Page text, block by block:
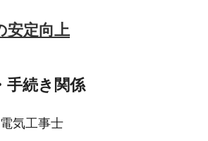
安定向上
手続き関係
気工事士